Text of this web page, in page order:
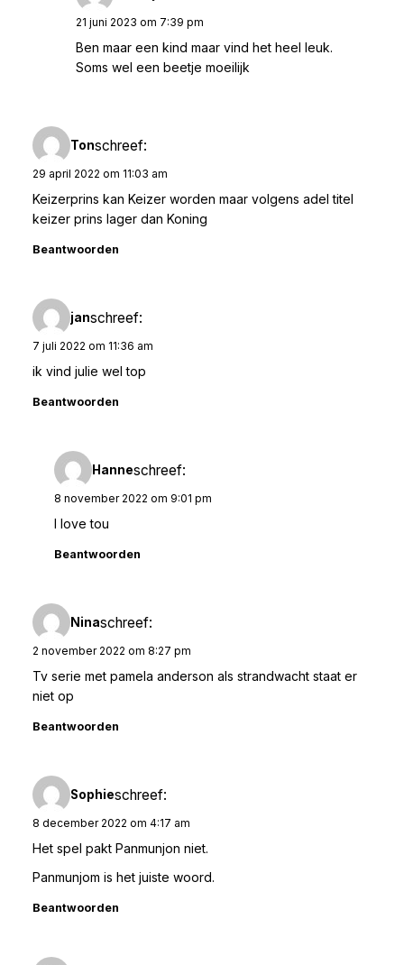
21 juni 2023 om 7:39 pm
Ben maar een kind maar vind het heel leuk.
Soms wel een beetje moeilijk
Tonschreef:
29 april 2022 om 11:03 am
Keizerprins kan Keizer worden maar volgens adel titel
keizer prins lager dan Koning
Beantwoorden
janschreef:
7 juli 2022 om 11:36 am
ik vind julie wel top
Beantwoorden
Hanneschreef:
8 november 2022 om 9:01 pm
I love tou
Beantwoorden
Ninaschreef:
2 november 2022 om 8:27 pm
Tv serie met pamela anderson als strandwacht staat er
niet op
Beantwoorden
Sophieschreef:
8 december 2022 om 4:17 am
Het spel pakt Panmunjon niet.
Panmunjom is het juiste woord.
Beantwoorden